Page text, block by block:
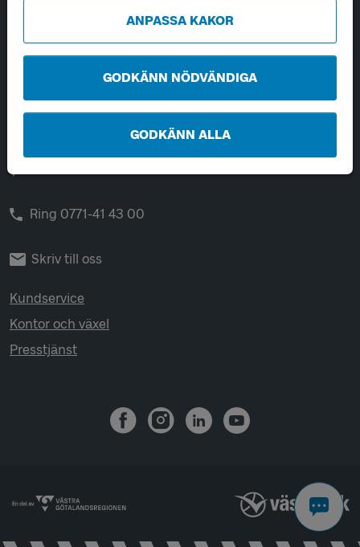
ANPASSA KAKOR
GODKÄNN NÖDVÄNDIGA
GODKÄNN ALLA
Utveckling
Kontakta oss
Öppet vardagar 06-22.
Helger och helgdagar 08-22.
Ring 0771-41 43 00
Skriv till oss
Kundservice
Kontor och växel
Presstjänst